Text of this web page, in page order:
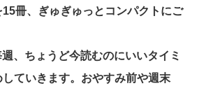
冊、ぎゅぎゅっとコンパクトにご
、ちょうど今読むのにいいタイミ
ていきます。おやすみ前や週末